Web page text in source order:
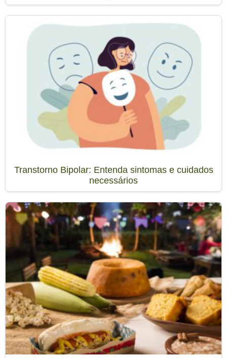
Transtorno Bipolar: Entenda sintomas e cuidados
necessários